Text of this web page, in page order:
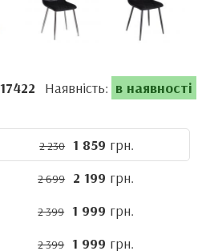
17422 Наявність: в наявності
2 230 1 859 грн.
2 699 2 199 грн.
2 399 1 999 грн.
2 399 1 999 грн.